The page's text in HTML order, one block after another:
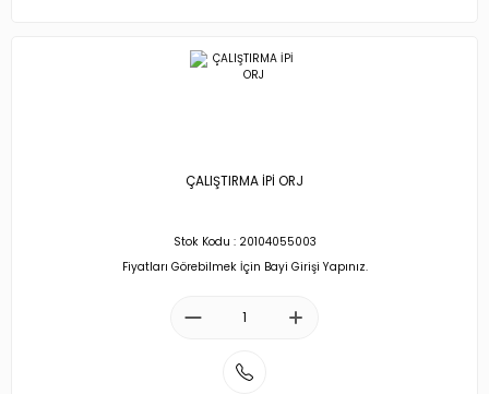
ÇALIŞTIRMA İPİ ORJ
Stok Kodu : 20104055003
Fiyatları Görebilmek İçin Bayi Girişi Yapınız.